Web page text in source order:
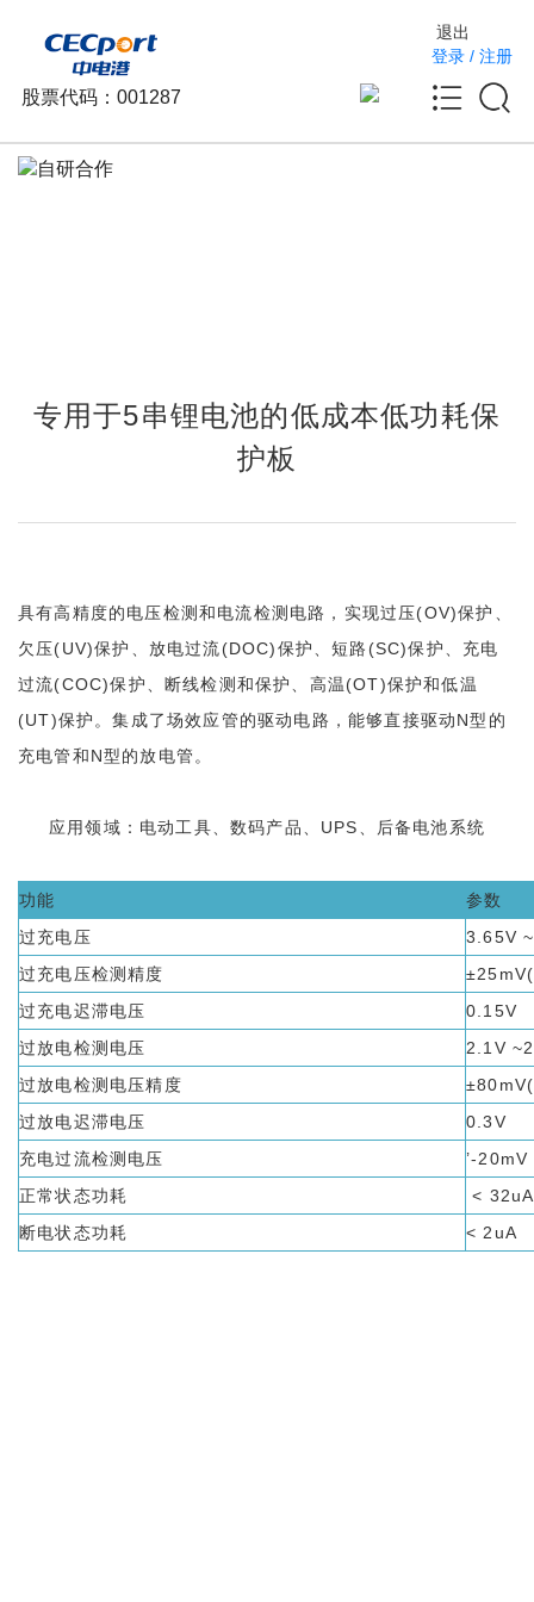
股票代码：001287
退出
登录 / 注册
专用于5串锂电池的低成本低功耗保
护板
具有高精度的电压检测和电流检测电路，实现过压(OV)保护、
欠压(UV)保护、放电过流(DOC)保护、短路(SC)保护、充电
过流(COC)保护、断线检测和保护、高温(OT)保护和低温
(UT)保护。集成了场效应管的驱动电路，能够直接驱动N型的
充电管和N型的放电管。
应用领域：电动工具、数码产品、UPS、后备电池系统
功能
参数
过充电压
3.65V
过充电压检测精度
过充电迟滞电压
0.15V
过放电检测电压
2.1V
过放电检测电压精度
过放电迟滞电压
0.3V
充电过流检测电压
’-
正常状态功耗
< 32uA
断电状态功耗
< 2uA